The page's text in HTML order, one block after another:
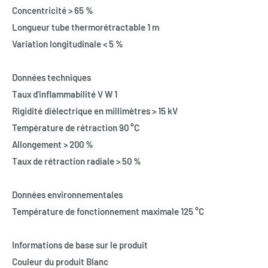
Concentricité > 65 %
Longueur tube thermorétractable 1 m
Variation longitudinale < 5 %
Données techniques
Taux d'inflammabilité V W 1
Rigidité diélectrique en millimètres > 15 kV
Température de rétraction 90 °C
Allongement > 200 %
Taux de rétraction radiale > 50 %
Données environnementales
Température de fonctionnement maximale 125 °C
Informations de base sur le produit
Couleur du produit Blanc